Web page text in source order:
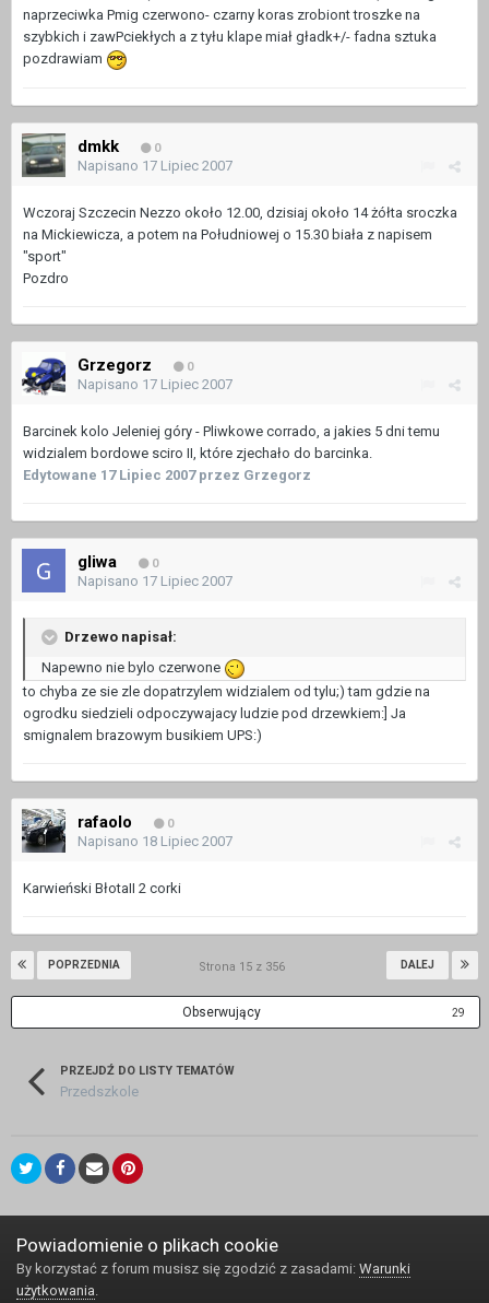
naprzeciwka Pmig czerwono- czarny koras zrobiont troszke na
szybkich i zawPciekłych a z tyłu klape miał gładk+/- fadna sztuka
pozdrawiam
dmkk 0
Napisano 17 Lipiec 2007
Wczoraj Szczecin Nezzo około 12.00, dzisiaj około 14 żółta sroczka
na Mickiewicza, a potem na Południowej o 15.30 biała z napisem
"sport"
Pozdro
Grzegorz 0
Napisano 17 Lipiec 2007
Barcinek kolo Jeleniej góry - Pliwkowe corrado, a jakies 5 dni temu
widzialem bordowe sciro II, które zjechało do barcinka.
Edytowane 17 Lipiec 2007przez Grzegorz
gliwa 0
Napisano 17 Lipiec 2007
Drzewo napisał:
Napewno nie bylo czerwone
to chyba ze sie zle dopatrzylem widzialem od tylu;) tam gdzie na
ogrodku siedzieli odpoczywajacy ludzie pod drzewkiem:] Ja
smignalem brazowym busikiem UPS:)
rafaolo 0
Napisano 18 Lipiec 2007
Karwieński BłotaII 2 corki
POPRZEDNIA DALEJ
Strona 15 z 356
Obserwujący 29
PRZEJDŹ DO LISTY TEMATÓW
Przedszkole
Powered by Invision Community
Powiadomienie o plikach cookie
By korzystać z forum musisz się zgodzić z zasadami: Warunki
użytkowania.